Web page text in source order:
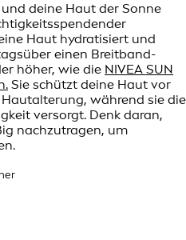
deine Haut der Sonne
Haut hydratisiert und
einen Breitband-
höher, wie die NIVEA SUN
. Sie schützt deine Haut vor
während sie die
versorgt. Denk daran,
nachzutragen, um